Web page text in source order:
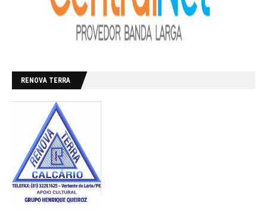
RENOVA TERRA